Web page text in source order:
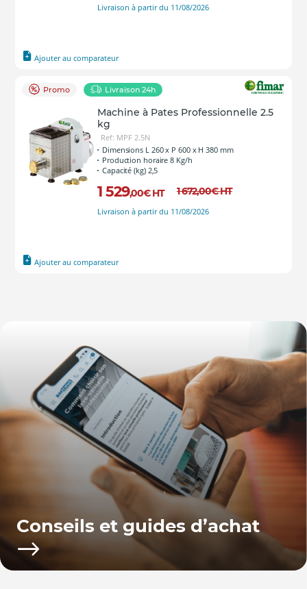
Livraison à partir du 11/08/2026
Ajouter au comparateur
Promo Livraison 24h
Machine à Pates Professionnelle 2.5
kg
Ref: MPF 2.5N
Dimensions L 260 x P 600 x H 380 mm
Production horaire 8 Kg/h
Capacité (kg) 2,5
1 529,00€ HT 1 672,00€HT
Livraison à partir du 11/08/2026
Ajouter au comparateur
Conseils et guides d’achat